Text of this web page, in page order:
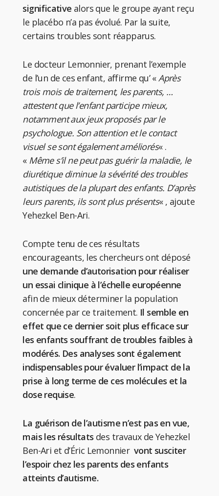
significative alors que le groupe ayant reçu
le placébo n’a pas évolué. Par la suite,
certains troubles sont réapparus.
Le docteur Lemonnier, prenant l’exemple
de l’un de ces enfant, affirme qu’ «Après
trois mois de traitement, les parents, …
attestent que l’enfant participe mieux,
notamment aux jeux proposés par le
psychologue. Son attention et le contact
visuel se sont également améliorés« .
« Même s’il ne peut pas guérir la maladie, le
diurétique diminue la sévérité des troubles
autistiques de la plupart des enfants. D’après
leurs parents, ils sont plus présents« , ajoute
Yehezkel Ben-Ari.
Compte tenu de ces résultats
encourageants, les chercheurs ont déposé
une demande d’autorisation pour réaliser
un essai clinique à l’échelle européenne
afin de mieux déterminer la population
concernée par ce traitement. Il semble en
effet que ce dernier soit plus efficace sur
les enfants souffrant de troubles faibles à
modérés. Des analyses sont également
indispensables pour évaluer l’impact de la
prise à long terme de ces molécules et la
dose requise.
La guérison de l’autisme n’est pas en vue,
mais les résultats des travaux de Yehezkel
Ben-Ari et d’Éric Lemonnier vont susciter
l’espoir chez les parents des enfants
atteints d’autisme.